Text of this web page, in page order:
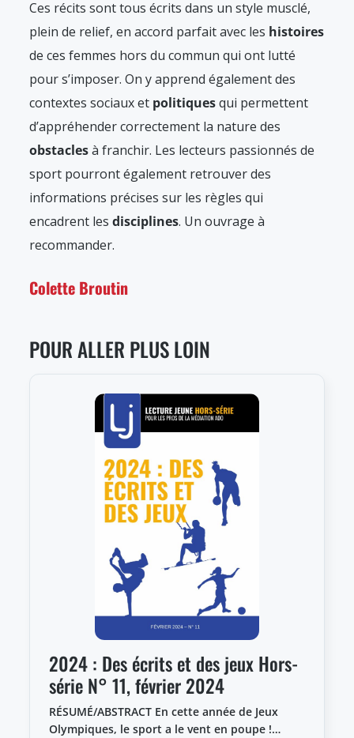
Ces récits sont tous écrits dans un style musclé,
plein de relief, en accord parfait avec les histoires
de ces femmes hors du commun qui ont lutté
pour s’imposer. On y apprend également des
contextes sociaux et politiquesqui permettent
d’appréhender correctement la nature des
obstaclesà franchir. Les lecteurs passionnés de
sport pourront également retrouver des
informations précises sur les règles qui
encadrent les disciplines. Un ouvrage à
recommander.
Colette Broutin
POUR ALLER PLUS LOIN
2024 : Des écrits et des jeux Hors-
série N° 11, février 2024
RÉSUMÉ/ABSTRACT En cette année de Jeux
Olympiques, le sport a le vent en poupe !…